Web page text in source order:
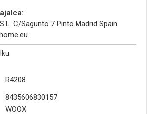
C/Sagunto 7 Pinto Madrid Spain
R4208
8435606830157
WOOX